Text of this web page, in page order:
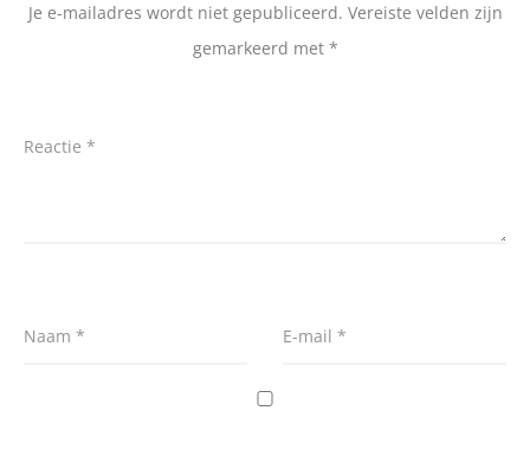
Je e-mailadres wordt niet gepubliceerd. Vereiste velden zijn
gemarkeerd met *
Reactie *
Naam * E-mail *